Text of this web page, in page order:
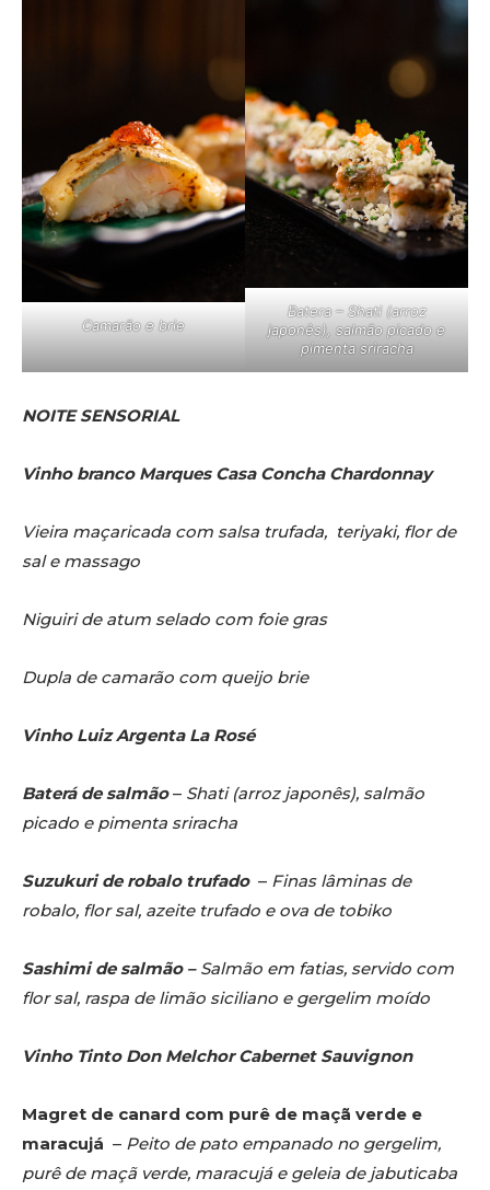
Camarão e brie
Batera –Shati (arroz
japonês), salmão picado e
pimenta sriracha
NOITE SENSORIAL
Vinho branco Marques Casa Concha Chardonnay
Vieira maçaricada com salsa trufada, teriyaki, flor de
sal e massago
Niguiri de atum selado com foie gras
Dupla de camarão com queijo brie
Vinho Luiz Argenta La Rosé
Baterá de salmão – Shati (arroz japonês), salmão
picado e pimenta sriracha
Suzukuri de robalo trufado – Finas lâminas de
robalo, flor sal, azeite trufado e ova de tobiko
Sashimi de salmão – Salmão em fatias, servido com
flor sal, raspa de limão siciliano e gergelim moído
Vinho Tinto Don Melchor Cabernet Sauvignon
Magret de canard com purê de maçã verde e
maracujá – Peito de pato empanado no gergelim,
purê de maçã verde, maracujá e geleia de jabuticaba